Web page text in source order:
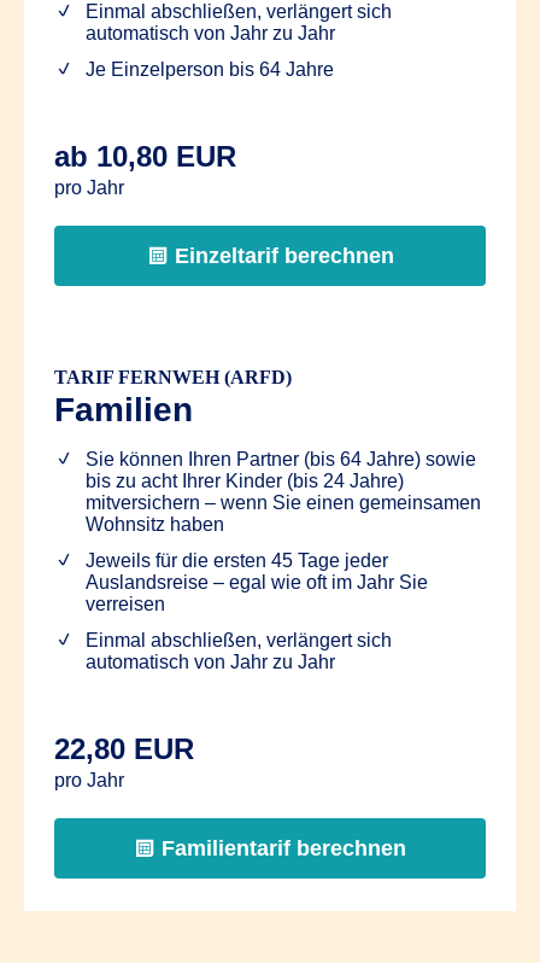
Einmal abschließen, verlängert sich
automatisch von Jahr zu Jahr
Je Einzelperson bis 64 Jahre
ab 10,80 EUR
pro Jahr
Einzeltarif berechnen
TARIF FERNWEH (ARFD)
Familien
Sie können Ihren Partner (bis 64 Jahre) sowie
bis zu acht Ihrer Kinder (bis 24 Jahre)
mitversichern – wenn Sie einen gemeinsamen
Wohnsitz haben
Jeweils für die ersten 45 Tage jeder
Auslandsreise – egal wie oft im Jahr Sie
verreisen
Einmal abschließen, verlängert sich
automatisch von Jahr zu Jahr
22,80 EUR
pro Jahr
Familientarif berechnen